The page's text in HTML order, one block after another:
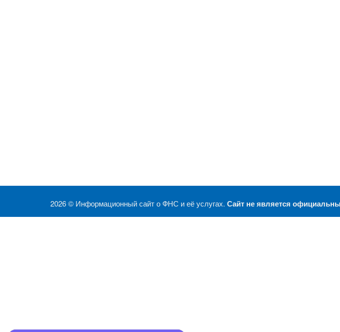
2026 © Информационный сайт о ФНС и её услугах. Сайт не является